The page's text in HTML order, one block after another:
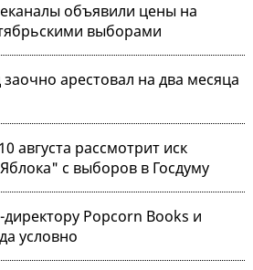
объявили цены на
выборами
заочно арестовал на два месяца
августа рассмотрит иск
с выборов в Госдуму
директору Popcorn Books и
условно